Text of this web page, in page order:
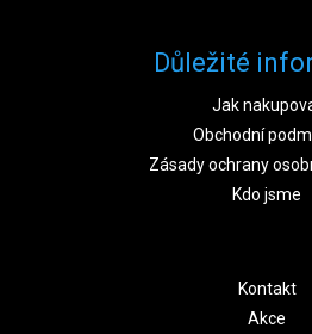
Důležité
Jak
Obchodní
Zásady ochrany
Kdo jsme
Kontakt
Akce